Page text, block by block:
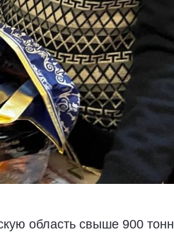
область свыше 900 тонн